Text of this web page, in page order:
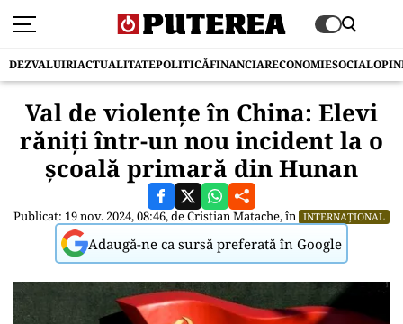
DEZVALUIRIACTUALITATEPOLITICĂFINANCIARECONOMIESOCIAL
Val de violențe în China: Elevi
răniți într-un nou incident la o
școală primară din Hunan
Publicat: 19 nov. 2024, 08:46, deCristian Matache, în INTERNAȚIONAL
Adaugă-ne ca sursă preferată în Google